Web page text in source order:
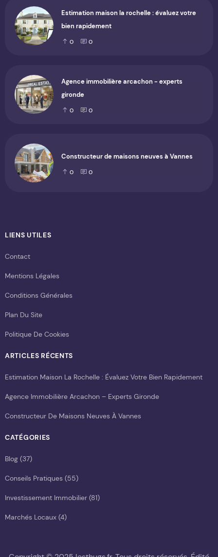
Estimation maison la rochelle : évaluez votre
bien rapidement
0 0
Agence immobilière arcachon - experts
gironde
0 0
Constructeur de maisons neuves à Vannes
0 0
LIENS UTILES
Contact
Mentions Légales
Conditions Générales
Plan Du Site
Politique De Cookies
ARTICLES RÉCENTS
Estimation Maison La Rochelle : Évaluez Votre Bien Rapidement
Agence Immobilière Arcachon – Experts Gironde
Constructeur De Maisons Neuves À Vannes
CATÉGORIES
Blog (37)
Conseils Pratiques (55)
Investissement Immobilier (81)
Marchés Locaux (4)